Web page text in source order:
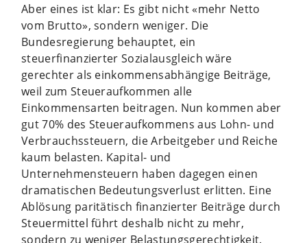
Aber eines ist klar: Es gibt nicht «mehr Netto
vom Brutto», sondern weniger. Die
Bundesregierung behauptet, ein
steuerfinanzierter Sozialausgleich wäre
gerechter als einkommensabhängige Beiträge,
weil zum Steueraufkommen alle
Einkommensarten beitragen. Nun kommen aber
gut 70% des Steueraufkommens aus Lohn- und
Verbrauchssteuern, die Arbeitgeber und Reiche
kaum belasten. Kapital- und
Unternehmensteuern haben dagegen einen
dramatischen Bedeutungsverlust erlitten. Eine
Ablösung paritätisch finanzierter Beiträge durch
Steuermittel führt deshalb nicht zu mehr,
sondern zu weniger Belastungsgerechtigkeit.